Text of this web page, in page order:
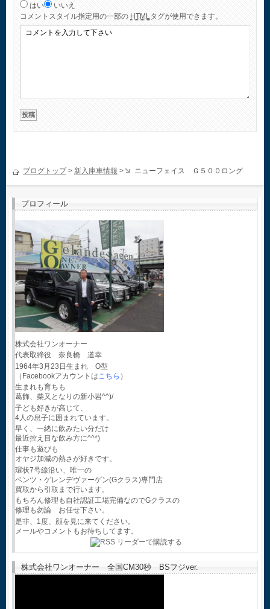
はい
いいえ
コメント スタイル指定用の一部の HTMLタグが使用できます。
ブログトップ> 新入庫車情報 > ニューフェイス Ｇ５００ロング
プロフィール
株式会社ワンオーナー
代表取締役 奈良橋 道幸
1964年3月23日生まれ O型
（Facebookアカウントはこちら ）
生まれも育ちも
葛飾、柴又となりの新小岩^^)/
子ども好きが高じて、
4人の息子に囲まれています。
早く、一緒に飲みたい分だけ
最近控え目な飲み方に^^*)
仕事も遊びも
オヤジ加減の熱さが好きです。
環状7号線沿い、唯一の
ベンツ・ゲレンデヴァーゲン(Gクラス)専門店
買取から引取まで行います。
もちろん修理も自社認証工場完備なのでGクラスの
修理も勿論 お任せ下さい。
是非、1度、顔を見に来てください。
メールやコメントもお待ちしてます。
株式会社ワンオーナー 全国CM30秒 BSフジver.